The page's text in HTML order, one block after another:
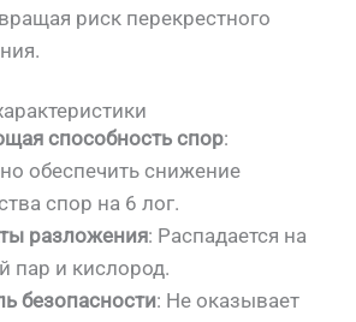
риск перекрестного
способность спор:
обеспечить снижение
спор на 6 лог.
разложения: Распадается на
пар и кислород.
безопасности: Не оказывает